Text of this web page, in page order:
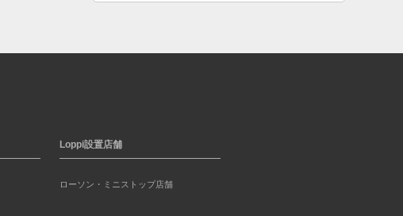
Loppi設置店舗
ローソン・ミニストップ店舗